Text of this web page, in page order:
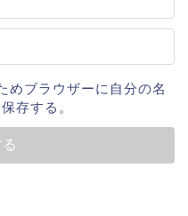
めブラウザーに自分の名
存する。